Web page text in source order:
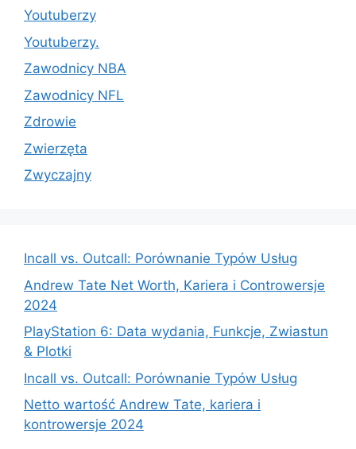
Youtuberzy
Youtuberzy.
Zawodnicy NBA
Zawodnicy NFL
Zdrowie
Zwierzęta
Zwyczajny
Incall vs. Outcall: Porównanie Typów Usług
Andrew Tate Net Worth, Kariera i Controwersje
2024
PlayStation 6: Data wydania, Funkcje, Zwiastun
& Plotki
Incall vs. Outcall: Porównanie Typów Usług
Netto wartość Andrew Tate, kariera i
kontrowersje 2024